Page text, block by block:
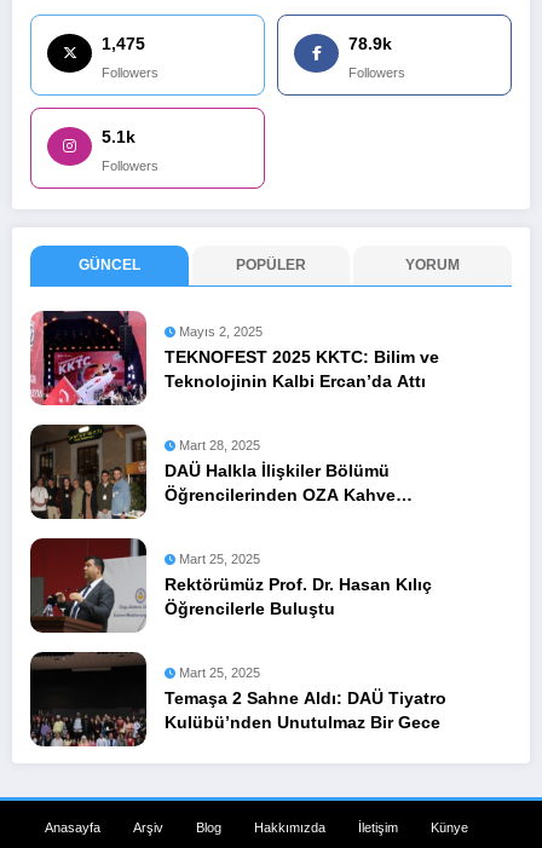
1,475
Followers
78.9k
Followers
5.1k
Followers
GÜNCEL POPÜLER YORUM
Mayıs 2, 2025
TEKNOFEST 2025 KKTC: Bilim ve
Teknolojinin Kalbi Ercan’da Attı
Mart 28, 2025
DAÜ Halkla İlişkiler Bölümü
Öğrencilerinden OZA Kahve
Mart 25, 2025
Rektörümüz Prof. Dr. Hasan Kılıç
Öğrencilerle Buluştu
Mart 25, 2025
Temaşa 2 Sahne Aldı: DAÜ Tiyatro
Kulübü’nden Unutulmaz Bir Gece
Anasayfa Arşiv Blog Hakkımızda İletişim Künye